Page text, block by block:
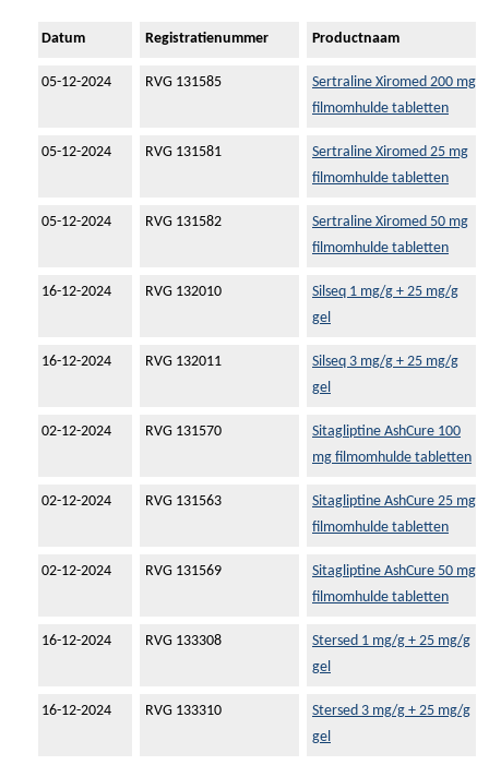
Datum Registratienummer Productnaam
05-12-2024 RVG 131585
Sertraline Xiromed 200 mg
filmomhulde tabletten
05-12-2024 RVG 131581
Sertraline Xiromed 25 mg
filmomhulde tabletten
05-12-2024 RVG 131582
Sertraline Xiromed 50 mg
filmomhulde tabletten
16-12-2024 RVG 132010
Silseq 1 mg/g + 25 mg/g
gel
16-12-2024 RVG 132011
Silseq 3 mg/g + 25 mg/g
gel
02-12-2024 RVG 131570
Sitagliptine AshCure 100
mg filmomhulde tabletten
02-12-2024 RVG 131563
Sitagliptine AshCure 25 mg
filmomhulde tabletten
02-12-2024 RVG 131569
Sitagliptine AshCure 50 mg
filmomhulde tabletten
16-12-2024 RVG 133308
Stersed 1 mg/g + 25 mg/g
gel
16-12-2024 RVG 133310
Stersed 3 mg/g + 25 mg/g
gel